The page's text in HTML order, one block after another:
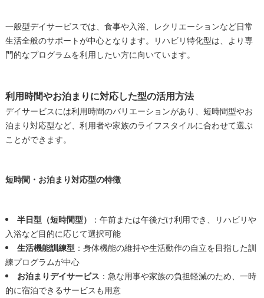
一般型デイサービスでは、食事や入浴、レクリエーションなど日常
生活全般のサポートが中心となります。リハビリ特化型は、より専
門的なプログラムを利用したい方に向いています。
利用時間やお泊まりに対応した型の活用方法
デイサービスには利用時間のバリエーションがあり、短時間型やお
泊まり対応型など、利用者や家族のライフスタイルに合わせて選ぶ
ことができます。
短時間・お泊まり対応型の特徴
半日型（短時間型）
：午前または午後だけ利用でき、リハビリや
入浴など目的に応じて選択可能
生活機能訓練型：身体機能の維持や生活動作の自立を目指した訓
練プログラムが中心
お泊まりデイサービス ：急な用事や家族の負担軽減のため、一時
的に宿泊できるサービスも用意